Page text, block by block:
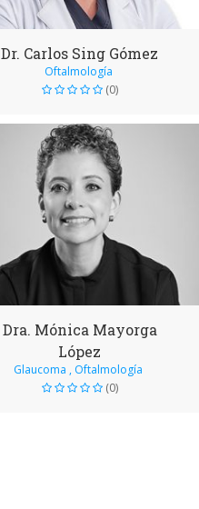
Dr. Carlos Sing Gómez
Oftalmología
(0)
Dra. Mónica Mayorga
López
Glaucoma , Oftalmología
(0)